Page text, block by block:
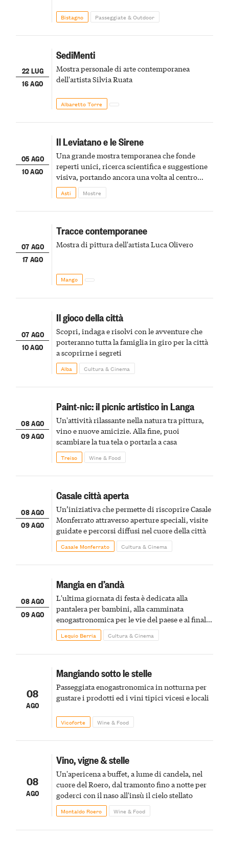
Bistagno Passeggiate & Outdoor
22 LUG
16 AGO
SediMenti
Mostra personale di arte contemporanea
dell'artista Silvia Ruata
Albaretto Torre
05 AGO
10 AGO
Il Leviatano e le Sirene
Una grande mostra temporanea che fonde
reperti unici, ricerca scientifica e suggestione
visiva, portando ancora una volta al centro
della scena le meraviglie del passato astigiano
Asti Mostre
07 AGO
17 AGO
Tracce contemporanee
Mostra di pittura dell'artista Luca Olivero
Mango
07 AGO
10 AGO
Il gioco della città
Scopri, indaga e risolvi con le avventure che
porteranno tutta la famiglia in giro per la città
a scoprirne i segreti
Alba Cultura & Cinema
08 AGO
09 AGO
Paint-nic: il picnic artistico in Langa
Un'attività rilassante nella natura tra pittura,
vino e nuove amicizie. Alla fine, puoi
scambiare la tua tela o portarla a casa
Treiso Wine & Food
08 AGO
09 AGO
Casale città aperta
Un’iniziativa che permette di riscoprire Casale
Monferrato attraverso aperture speciali, visite
guidate e percorsi diffusi nel cuore della città
Casale Monferrato Cultura & Cinema
08 AGO
09 AGO
Mangia en d’andà
L'ultima giornata di festa è dedicata alla
pantalera per bambini, alla camminata
enogastronomica per le vie del paese e al finale
pirotecnico
Lequio Berria Cultura & Cinema
08
AGO
Mangiando sotto le stelle
Passeggiata enogastronomica in notturna per
gustare i prodotti ed i vini tipici vicesi e locali
Vicoforte Wine & Food
08
AGO
Vino, vigne & stelle
Un'apericena a buffet, a lume di candela, nel
cuore del Roero, dal tramonto fino a notte per
goderci con il naso all'insù il cielo stellato
Montaldo Roero Wine & Food